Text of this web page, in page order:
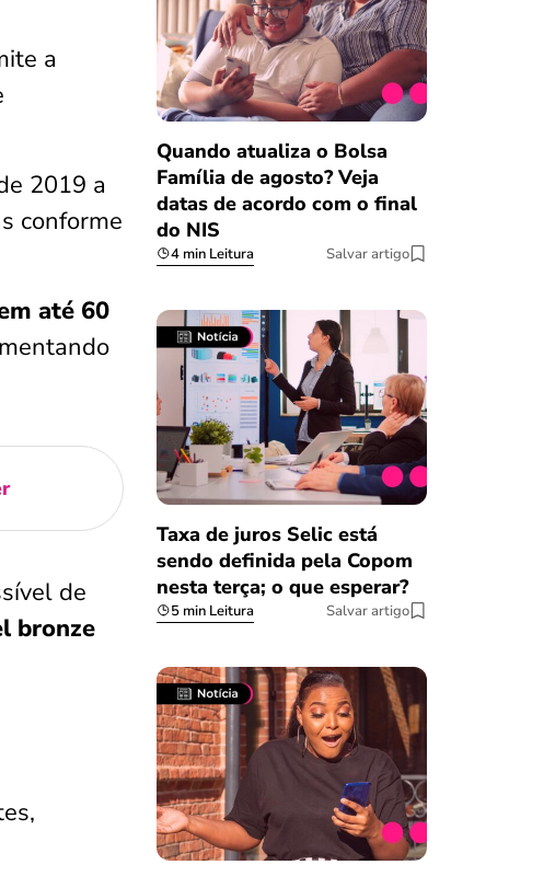
a
2019 a
conforme
até 60
de
bronze
Quando atualiza o Bolsa
Família de agosto? Veja
datas de acordo com o final
do NIS
4 min Leitura Salvar artigo
Taxa de juros Selic está
sendo definida pela Copom
nesta terça; o que esperar?
5 min Leitura Salvar artigo